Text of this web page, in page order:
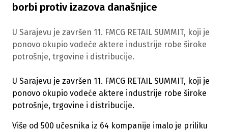
borbi protiv izazova današnjice
U Sarajevu je završen 11. FMCG RETAIL SUMMIT, koji je
ponovo okupio vodeće aktere industrije robe široke
potrošnje, trgovine i distribucije.
U Sarajevu je završen 11. FMCG RETAIL SUMMIT, koji je
ponovo okupio vodeće aktere industrije robe široke
potrošnje, trgovine i distribucije.
Više od 500 učesnika iz 64 kompanije imalo je priliku